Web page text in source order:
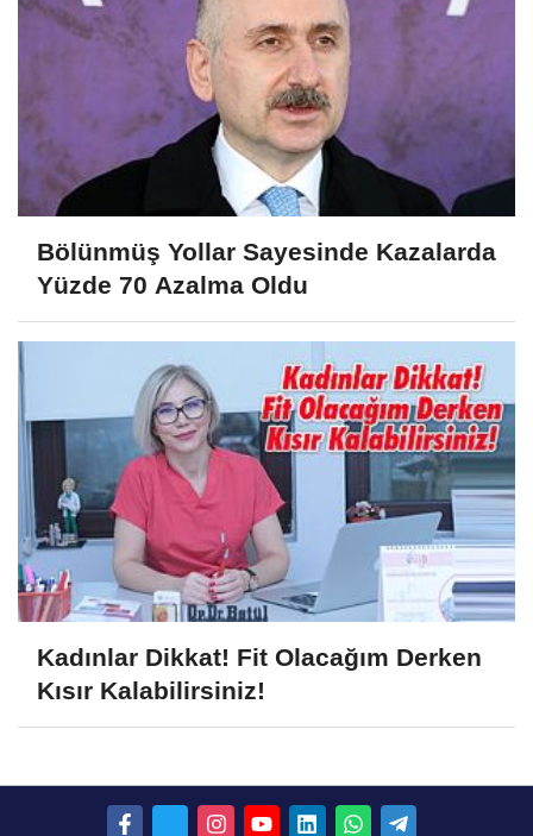
Bölünmüş Yollar Sayesinde Kazalarda
Yüzde 70 Azalma Oldu
Kadınlar Dikkat! Fit Olacağım Derken
Kısır Kalabilirsiniz!